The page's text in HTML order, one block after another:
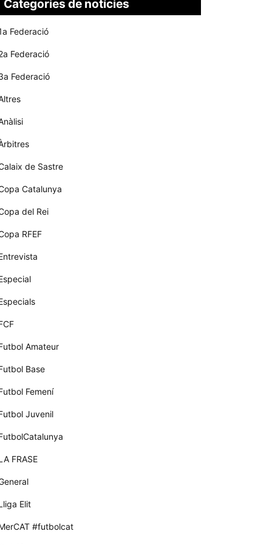
Categories de notícies
Federació
Federació
Federació
de Sastre
Catalunya
del Rei
RFEF
Amateur
Base
Femení
Juvenil
FRASE
Elit
#futbolcat